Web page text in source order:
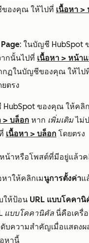
องคุณ ให้ไปที่ เนื้อหา >
: ในบัญชี HubSpot
ากนั้นไปที่ เนื้อหา > หน้า
กฏในบัญชีของคุณ ให้ไป
ตรง
HubSpot ของคุณ ให้คลิก
> บล็อก หาก เพิ่มเติมไม่
เนื้อหา > บล็อก โดยตรง
หน้าหรือโพสต์ที่มีอยู่แล้ว
าให้คลิกเมนูการตั้งค่าแ
ให้ป้อน URL แบบโคคานิ
แบบโคคานิคัล นี่คือเครื่
ดับความสำคัญเมื่อแสดง
หานี้